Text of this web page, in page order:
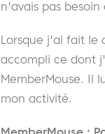
n'avais pas
Lorsque j'ai fait le
accompli ce dont
MemberMouse. Il
mon activité.